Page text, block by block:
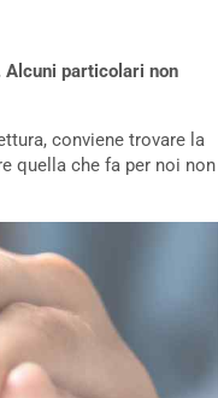
particolari non
conviene trovare la
quella che fa per noi non